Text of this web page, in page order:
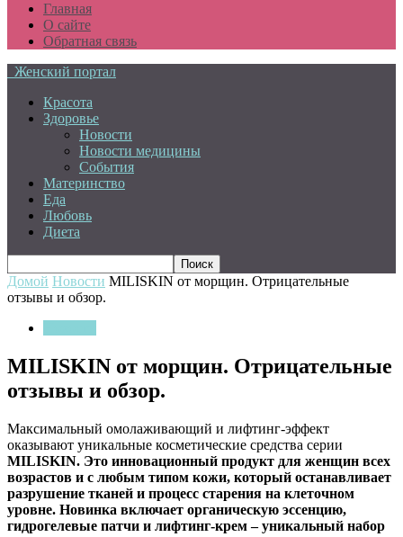
Главная
О сайте
Обратная связь
Женский портал
Красота
Здоровье
Новости
Новости медицины
События
Материнство
Еда
Любовь
Диета
Домой Новости MILISKIN от морщин. Отрицательные
отзывы и обзор.
MILISKIN от морщин. Отрицательные
отзывы и обзор.
Максимальный омолаживающий и лифтинг-эффект
оказывают уникальные косметические средства серии
MILISKIN. Это инновационный продукт для женщин всех
возрастов и с любым типом кожи, который останавливает
разрушение тканей и процесс старения на клеточном
уровне. Новинка включает органическую эссенцию,
гидрогелевые патчи и лифтинг-крем – уникальный набор